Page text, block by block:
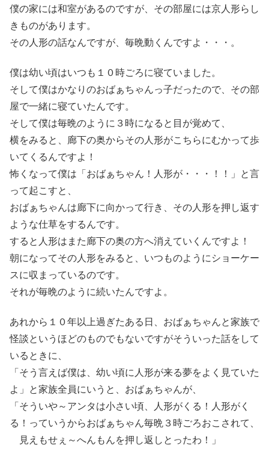
僕の家には和室があるのですが、その部屋には京人形らし
きものがあります。
その人形の話なんですが、毎晩動くんですよ・・・。
僕は幼い頃はいつも１０時ごろに寝ていました。
そして僕はかなりのおばぁちゃんっ子だったので、その部
屋で一緒に寝ていたんです。
そして僕は毎晩のように３時になると目が覚めて、
横をみると、廊下の奥からその人形がこちらにむかって歩
いてくるんですよ！
怖くなって僕は「おばぁちゃん！人形が・・・！！」と言
って起こすと、
おばぁちゃんは廊下に向かって行き、その人形を押し返す
ような仕草をするんです。
すると人形はまた廊下の奥の方へ消えていくんですよ！
朝になってその人形をみると、いつものようにショーケー
スに収まっているのです。
それが毎晩のように続いたんですよ。
あれから１０年以上過ぎたある日、おばぁちゃんと家族で
怪談というほどのものでもないですがそういった話をして
いるときに、
「そう言えば僕は、幼い頃に人形が来る夢をよく見ていた
よ」と家族全員にいうと、おばぁちゃんが、
「そういや～アンタは小さい頃、人形がくる！人形がく
る！っていうからおばぁちゃん毎晩３時ごろおこされて、
見えもせぇ～へんもんを押し返しとったわ！」